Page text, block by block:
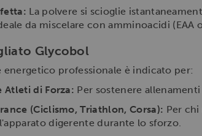
La polvere si scioglie
da miscelare con amminoacidi (EAA
Glycobol
professionale è indicato per:
Atleti di Forza: Per sostenere
(Ciclismo, Triathlon, Corsa): Per
digerente durante lo sforzo.